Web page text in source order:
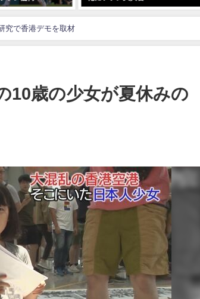
究で香港デモを取材
10歳の少女が夏休みの